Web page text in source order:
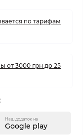
по тарифам
от 3000 грн до 25
Наш додаток на
Google play